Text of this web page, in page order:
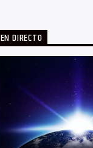
EN DIRECTO